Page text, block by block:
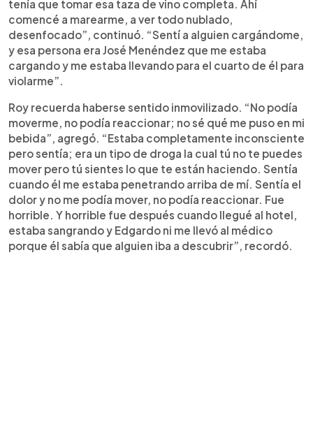
tenía que tomar esa taza de vino completa. Ahí
comencé a marearme, a ver todo nublado,
desenfocado”, continuó. “Sentí a alguien cargándome,
y esa persona era José Menéndez que me estaba
cargando y me estaba llevando para el cuarto de él para
violarme”.
Roy recuerda haberse sentido inmovilizado. “No podía
moverme, no podía reaccionar; no sé qué me puso en mi
bebida”, agregó. “Estaba completamente inconsciente
pero sentía; era un tipo de droga la cual tú no te puedes
mover pero tú sientes lo que te están haciendo. Sentía
cuando él me estaba penetrando arriba de mí. Sentía el
dolor y no me podía mover, no podía reaccionar. Fue
horrible. Y horrible fue después cuando llegué al hotel,
estaba sangrando y Edgardo ni me llevó al médico
porque él sabía que alguien iba a descubrir”, recordó.